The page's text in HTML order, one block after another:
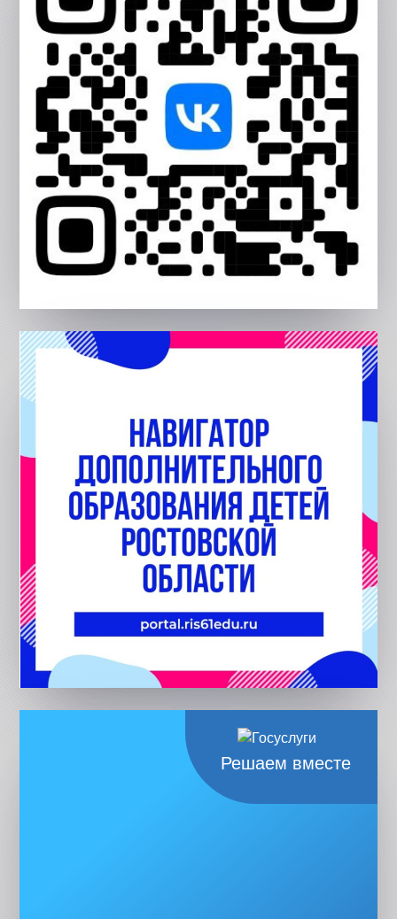
Решаем вместе